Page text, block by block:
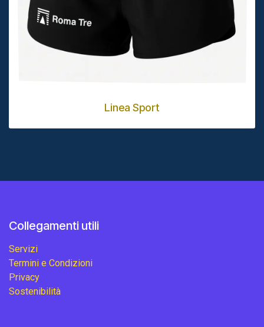
Linea Sport
Collegamenti utili
Servizi
Termini e Condizioni
Privacy
Sostenibilità